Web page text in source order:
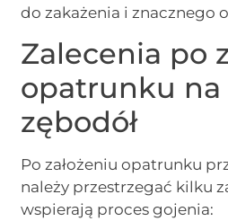
do zakażenia i znacznego
Zalecenia po
opatrunku na
zębodół
Po założeniu opatrunku
należy przestrzegać kilku
wspierają proces gojenia: